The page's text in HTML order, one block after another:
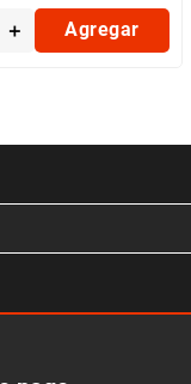
＋ Agregar